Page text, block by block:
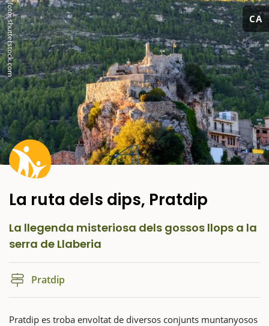
CA
La ruta dels dips, Pratdip
foto: shutterstock.com
La llegenda misteriosa dels gossos llops a la
serra de Llaberia
Pratdip
Pratdip es troba envoltat de diversos conjunts muntanyosos